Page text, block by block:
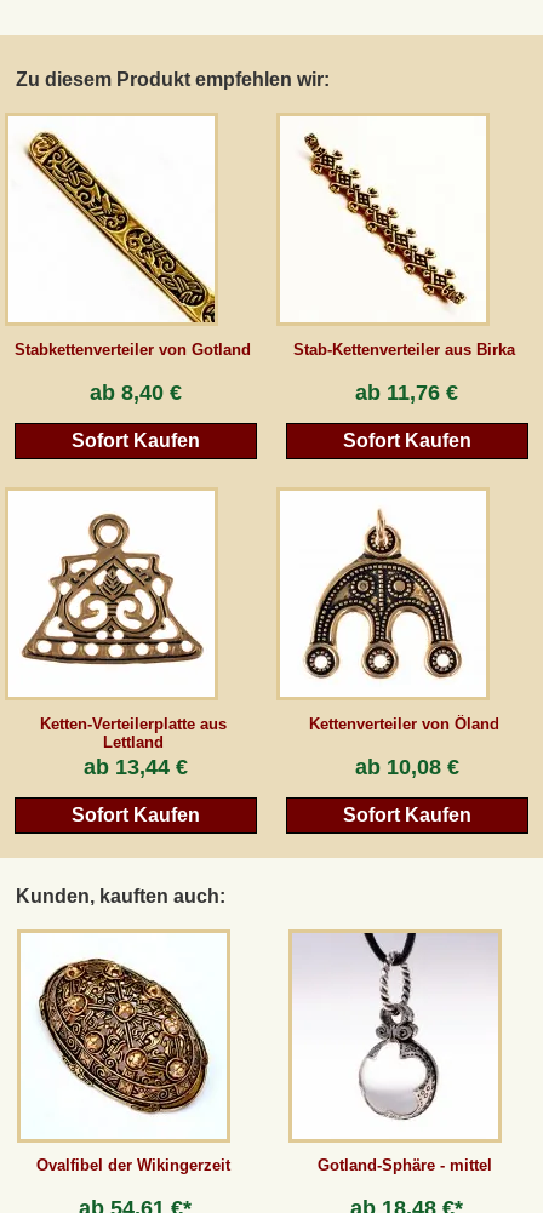
Zu diesem Produkt empfehlen wir:
Stabkettenverteiler von Gotland
ab 8,40 €
Sofort Kaufen
Stab-Kettenverteiler aus Birka
ab 11,76 €
Sofort Kaufen
Ketten-Verteilerplatte aus
Lettland
ab 13,44 €
Sofort Kaufen
Kettenverteiler von Öland
ab 10,08 €
Sofort Kaufen
Kunden, kauften auch:
Ovalfibel der Wikingerzeit Gotland-Sphäre - mittel
Mittelalter-Großhandel
AGB
Vertrag wiederrufen
*Alle Preise inkl. MwSt., inkl. Verpackungskosten, zggl. Versandkosten und zzgl.
eventueller Zölle (bei Nicht-EU-Ländern). Durchgestrichene Preise entsprechen dem
bisherigen Preis bei peraperis.com.
Zur klassischen Website